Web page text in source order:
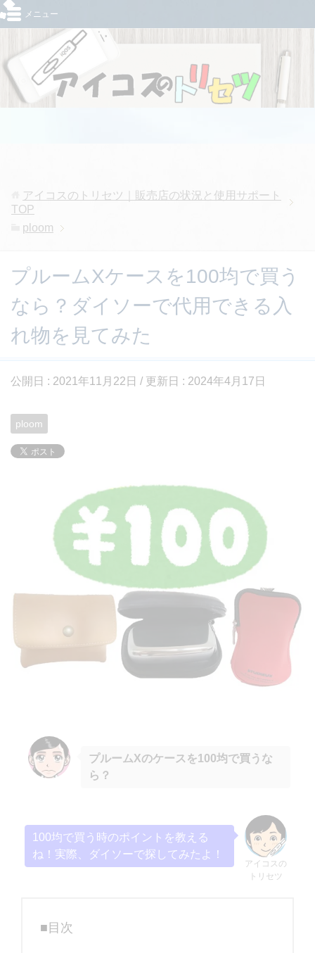
メニュー
アイコスのトリセツ｜販売店の状況と使用サポート
TOP
ploom
プルームXケースを100均で買う
なら？ダイソーで代用できる入
れ物を見てみた
公開日 : 2021年11月22日 / 更新日 : 2024年4月17日
ploom
プルームXのケースを100均で買うな
ら？
アイコスの
トリセツ
100均で買う時のポイントを教える
ね！実際、ダイソーで探してみたよ！
■目次